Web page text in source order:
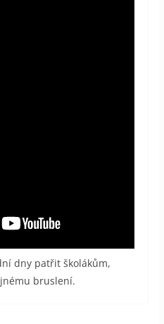
dny patřit školákům,
bruslení.